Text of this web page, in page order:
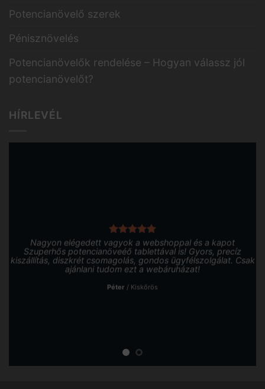
Potencianövelő szerek
Pénisznövelés
Potencianövelők rendelése – Hogyan válassz jól
potencianövelőt?
HÍRLEVÉL
Nagyon elégedett vagyok a webshoppal és a kapot
Szuperhős potencianöveéő tablettával is! Gyors, precíz
kiszállítás, diszkrét csomagolás, gondos ügyfélszolgálat. Csak
ajánlani tudom ezt a webáruházat!
Péter / Kiskőrös